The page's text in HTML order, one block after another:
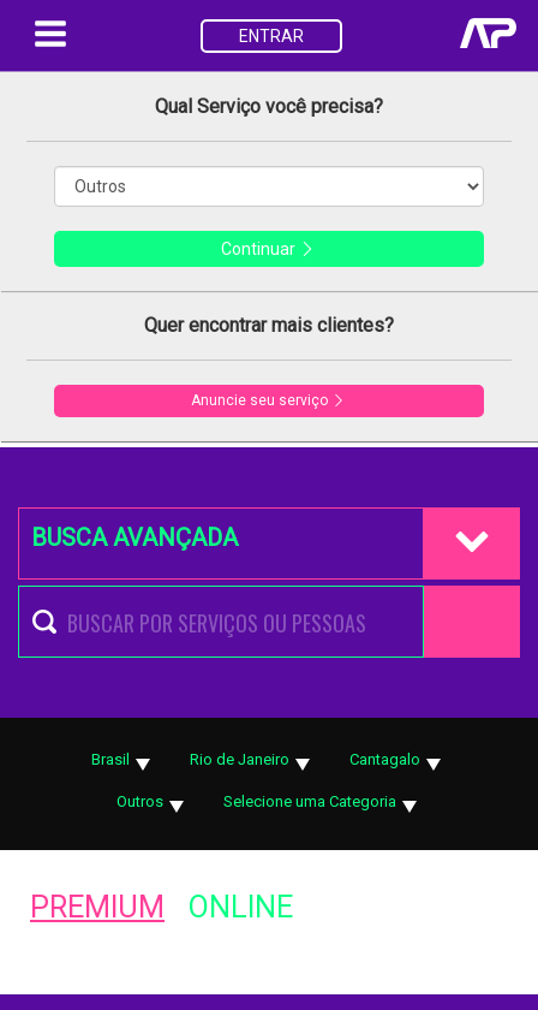
ENTRAR
Qual Serviço você precisa?
Continuar
Quer encontrar mais clientes?
Anuncie seu serviço
BUSCA AVANÇADA
Brasil Rio de Janeiro Cantagalo
Outros Selecione uma Categoria
PREMIUM ONLINE